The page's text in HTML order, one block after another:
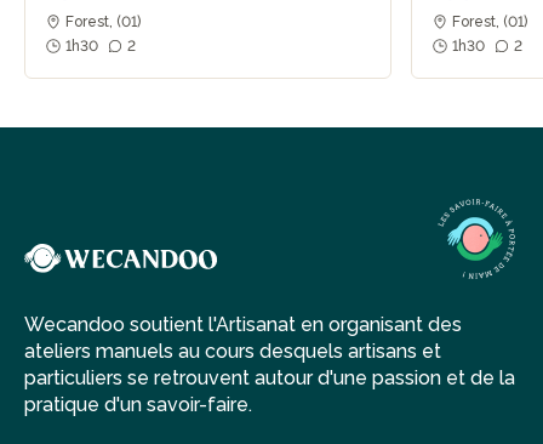
Forest, (01)
1h30
2
Forest, (01)
1h30
2
Wecandoo soutient l'Artisanat en organisant des
ateliers manuels au cours desquels artisans et
particuliers se retrouvent autour d'une passion et de la
pratique d'un savoir-faire.